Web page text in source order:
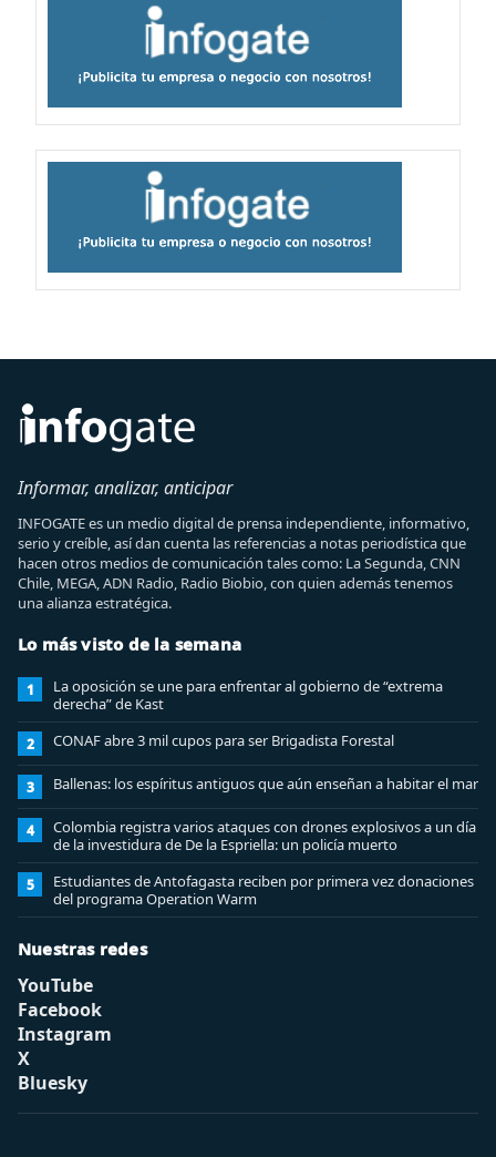
Informar, analizar, anticipar
INFOGATE es un medio digital de prensa independiente, informativo,
serio y creíble, así dan cuenta las referencias a notas periodística que
hacen otros medios de comunicación tales como: La Segunda, CNN
Chile, MEGA, ADN Radio, Radio Biobio, con quien además tenemos
una alianza estratégica.
Lo más visto de la semana
1
La oposición se une para enfrentar al gobierno de “extrema
derecha” de Kast
2 CONAF abre 3 mil cupos para ser Brigadista Forestal
3 Ballenas: los espíritus antiguos que aún enseñan a habitar el mar
4
Colombia registra varios ataques con drones explosivos a un día
de la investidura de De la Espriella: un policía muerto
5
Estudiantes de Antofagasta reciben por primera vez donaciones
del programa Operation Warm
Nuestras redes
YouTube
Facebook
Instagram
X
Bluesky